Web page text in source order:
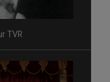
TVR